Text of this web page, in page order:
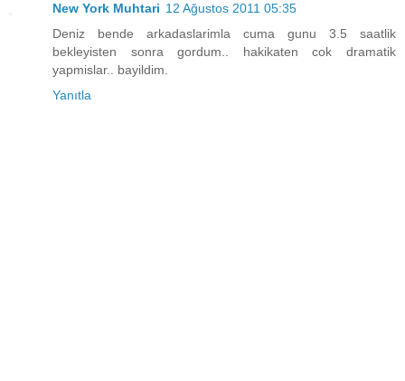
New York Muhtari 12 Ağustos 2011 05:35
Deniz bende arkadaslarimla cuma gunu 3.5 saatlik
bekleyisten sonra gordum.. hakikaten cok dramatik
yapmislar.. bayildim.
Yanıtla